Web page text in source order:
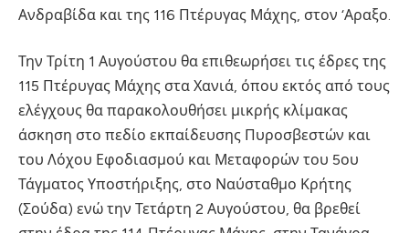
Ανδραβίδα και της 116 Πτέρυγας Μάχης, στον ‘Αραξο.
Την Τρίτη 1 Αυγούστου θα επιθεωρήσει τις έδρες της
115 Πτέρυγας Μάχης στα Χανιά, όπου εκτός από τους
ελέγχους θα παρακολουθήσει μικρής κλίμακας
άσκηση στο πεδίο εκπαίδευσης Πυροσβεστών και
του Λόχου Εφοδιασμού και Μεταφορών του 5ου
Τάγματος Υποστήριξης, στο Ναύσταθμο Κρήτης
(Σούδα) ενώ την Τετάρτη 2 Αυγούστου, θα βρεθεί